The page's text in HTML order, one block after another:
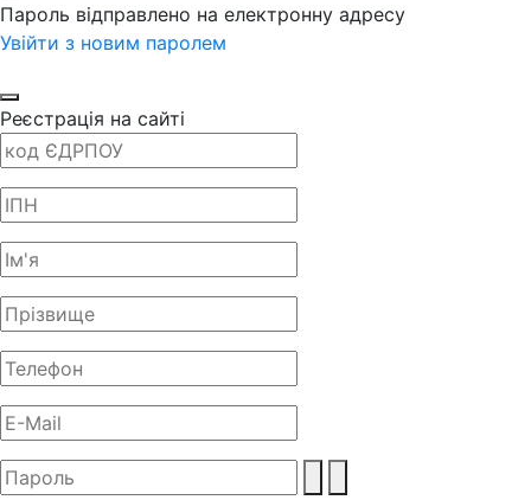
Пароль відправлено на електронну адресу
Увійти з новим паролем
Реєстрація на сайті